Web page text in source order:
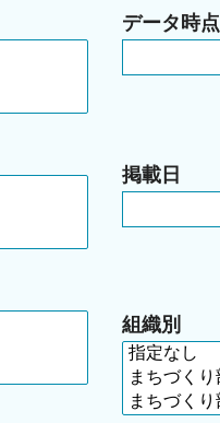
データ時点
掲載日
組織別